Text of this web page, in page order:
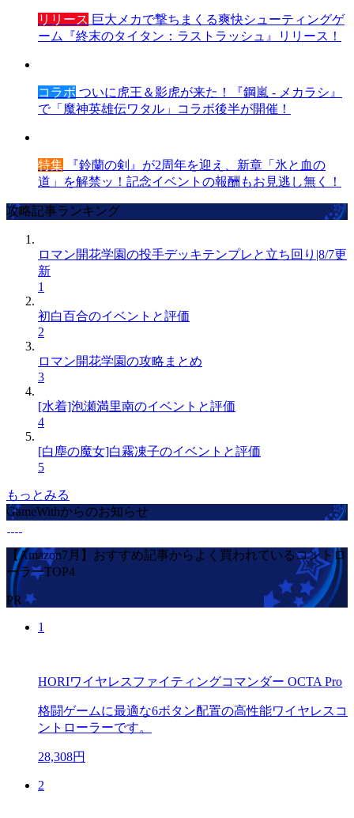
リリース 巨大メカで撃ちまくる爽快シューティングゲ
ーム『終末のタイタン：ラストラッシュ』リリース！
コラボ ついに虎王＆影虎が来た！『鋼嵐 - メカラシ』
で「魔神英雄伝ワタル」コラボ後半が開催！
特集 『鈴蘭の剣』が2周年を迎え、新章「氷と血の
道」を解禁ッ！記念イベントの報酬もお見逃し無く！
攻略記事ランキング
ロマン開花学園の投手デッキテンプレと立ち回り|8/7更
新
1
初白百合のイベントと評価
2
ロマン開花学園の攻略まとめ
3
[水着]泡瀬満里南のイベントと評価
4
[白塵の魔女]白霧凍子のイベントと評価
5
もっとみる
GameWithからのお知らせ
【Amazon7月】おすすめ記事からよく買われているコントロ
ーラーTOP4
PR
1
HORIワイヤレスファイティングコマンダー OCTA Pro
格闘ゲームに最適な6ボタン配置の高性能ワイヤレスコ
ントローラーです。
28,308円
2